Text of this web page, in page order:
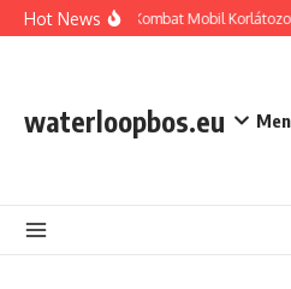
Skip to content
Hot NewsMortal Kombat Mobil
waterloopbos.eu